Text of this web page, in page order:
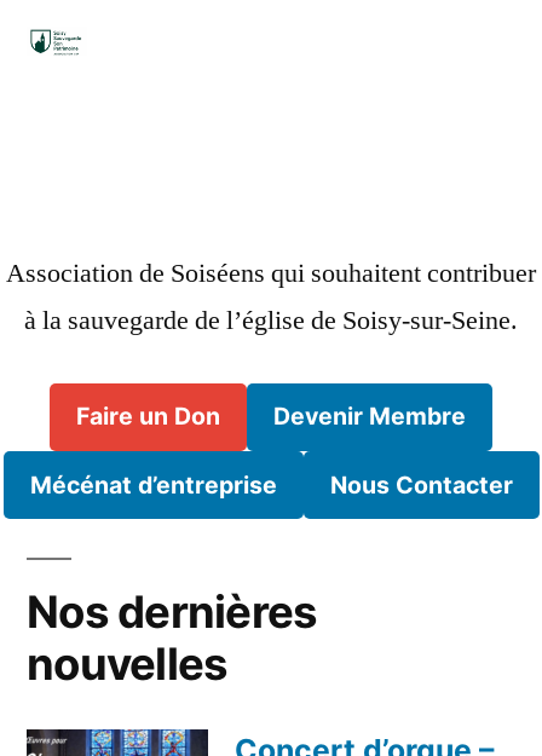
Aller
Association de Soiséens qui souhaitent contribuer
à la sauvegarde de l’église de Soisy-sur-Seine.
Faire un Don Devenir Membre
Mécénat d’entreprise Nous Contacter
Nos dernières
nouvelles